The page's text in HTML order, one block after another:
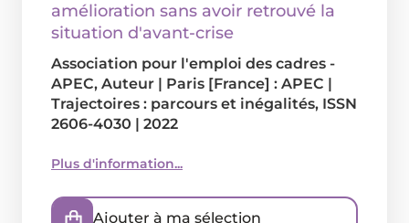
amélioration sans avoir retrouvé la
situation d'avant-crise
Association pour l'emploi des cadres -
APEC, Auteur | Paris [France] : APEC |
Trajectoires : parcours et inégalités, ISSN
2606-4030 | 2022
Plus d'information...
Ajouter à ma sélection